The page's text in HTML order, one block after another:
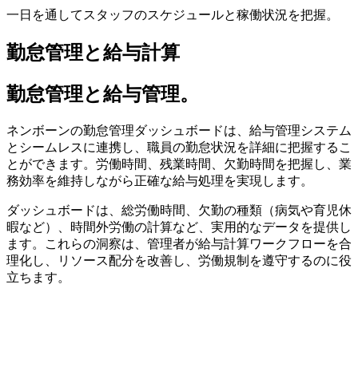
一日を通してスタッフのスケジュールと稼働状況を把握。
勤怠管理と給与計算
勤怠管理と給与管理。
ネンボーンの勤怠管理ダッシュボードは、給与管理システム
とシームレスに連携し、職員の勤怠状況を詳細に把握するこ
とができます。労働時間、残業時間、欠勤時間を把握し、業
務効率を維持しながら正確な給与処理を実現します。
ダッシュボードは、総労働時間、欠勤の種類（病気や育児休
暇など）、時間外労働の計算など、実用的なデータを提供し
ます。これらの洞察は、管理者が給与計算ワークフローを合
理化し、リソース配分を改善し、労働規制を遵守するのに役
立ちます。